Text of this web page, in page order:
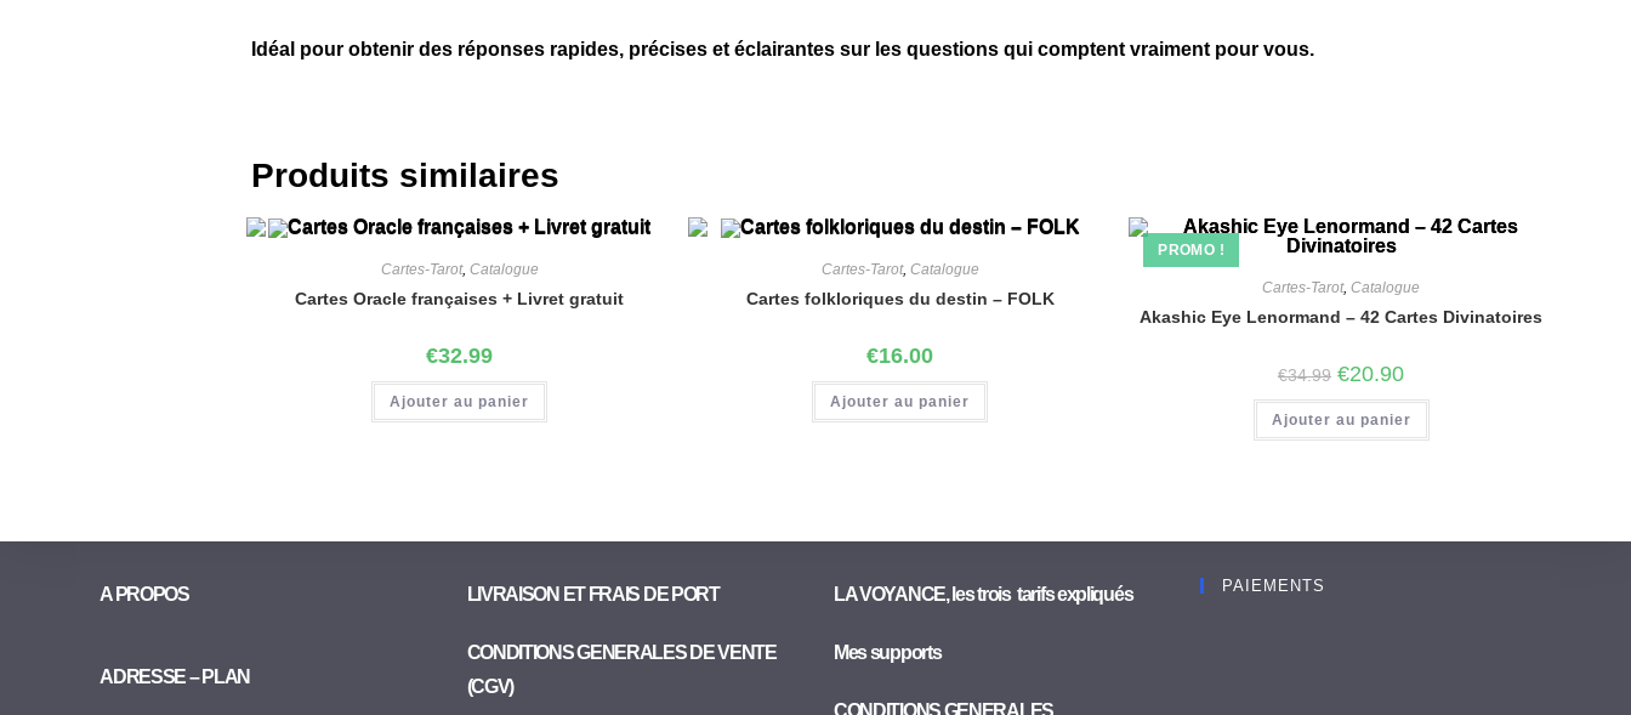
Idéal pour obtenir des réponses rapides, précises et éclairantes sur les questions qui comptent vraiment pour vous.
Produits similaires
Cartes-Tarot, Catalogue
Cartes Oracle françaises + Livret gratuit
€32.99
Ajouter au panier
Cartes-Tarot, Catalogue
Cartes folkloriques du destin – FOLK
€16.00
Ajouter au panier
PROMO !
Cartes-Tarot,Catalogue
Akashic Eye Lenormand – 42 Cartes Divinatoires
€34.99 €20.90
Ajouter au panier
A PROPOS
ADRESSE – PLAN
LIVRAISON ET FRAIS DE PORT
CONDITIONS GENERALES DE VENTE
(CGV)
LA VOYANCE, les trois tarifs expliqués
Mes supports
CONDITIONS GENERALES
PAIEMENTS